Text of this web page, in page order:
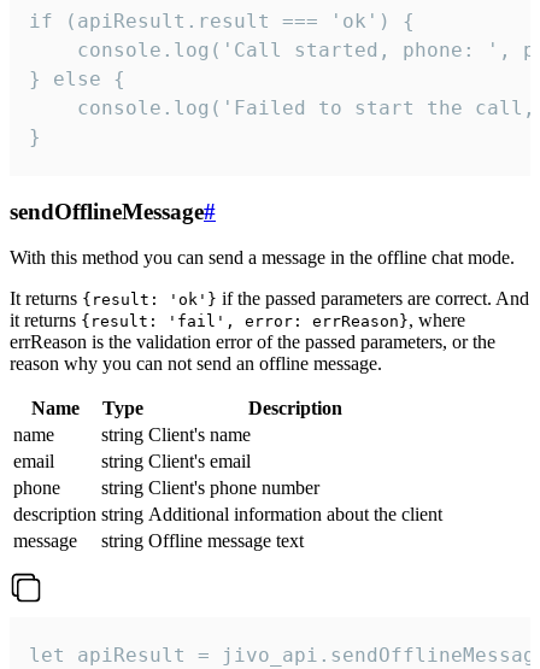
if (apiResult.result === 'ok') {
console.log('Call started, phone: ',
} else {
console.log('Failed to start the
}
sendOfflineMessage#
With this method you can send a message in the offline chat mode.
It returns {result: 'ok'} if the passed parameters are correct. And
it returns {result: 'fail', error: errReason}, where
errReason is the validation error of the passed parameters, or the
reason why you can not send an offline message.
Name Type
Description
name
string Client's name
email
string Client's email
phone
string Client's phone number
description string Additional information about the client
message
string Offline message text
let apiResult =